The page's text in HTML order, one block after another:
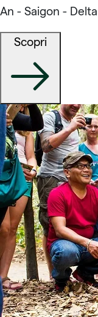
An - Saigon -
Scopri